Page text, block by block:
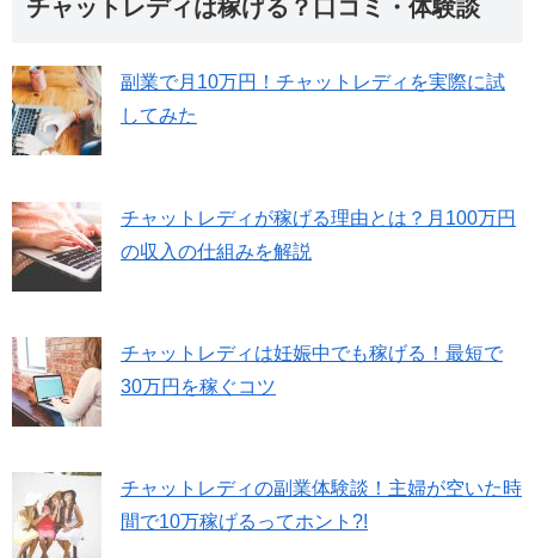
チャットレディは稼げる？口コミ・体験談
副業で月10万円！チャットレディを実際に試
してみた
チャットレディが稼げる理由とは？月100万円
の収入の仕組みを解説
チャットレディは妊娠中でも稼げる！最短で
30万円を稼ぐコツ
チャットレディの副業体験談！主婦が空いた時
間で10万稼げるってホント?!